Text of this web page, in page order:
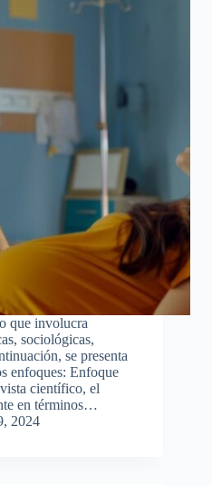
que involucra
sociológicas,
se presenta
enfoques: Enfoque
científico, el
en términos…
2024